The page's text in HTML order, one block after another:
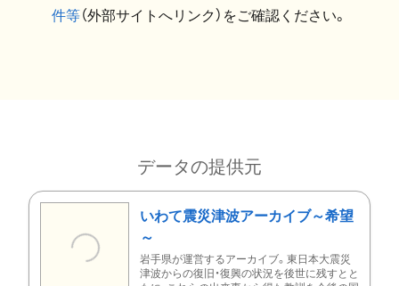
件等（外部サイトへリンク）をご確認ください。
データの提供元
いわて震災津波アーカイブ～希望
～
岩手県が運営するアーカイブ。東日本大震災
津波からの復旧・復興の状況を後世に残すとと